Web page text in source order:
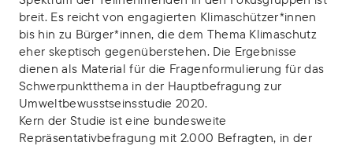
breit. Es reicht von engagierten Klimaschützer*innen
bis hin zu Bürger*innen, die dem Thema Klimaschutz
eher skeptisch gegenüberstehen. Die Ergebnisse
dienen als Material für die Fragenformulierung für das
Schwerpunktthema in der Hauptbefragung zur
Umweltbewusstseinsstudie 2020.
Kern der Studie ist eine bundesweite
Repräsentativbefragung mit 2.000 Befragten, in der